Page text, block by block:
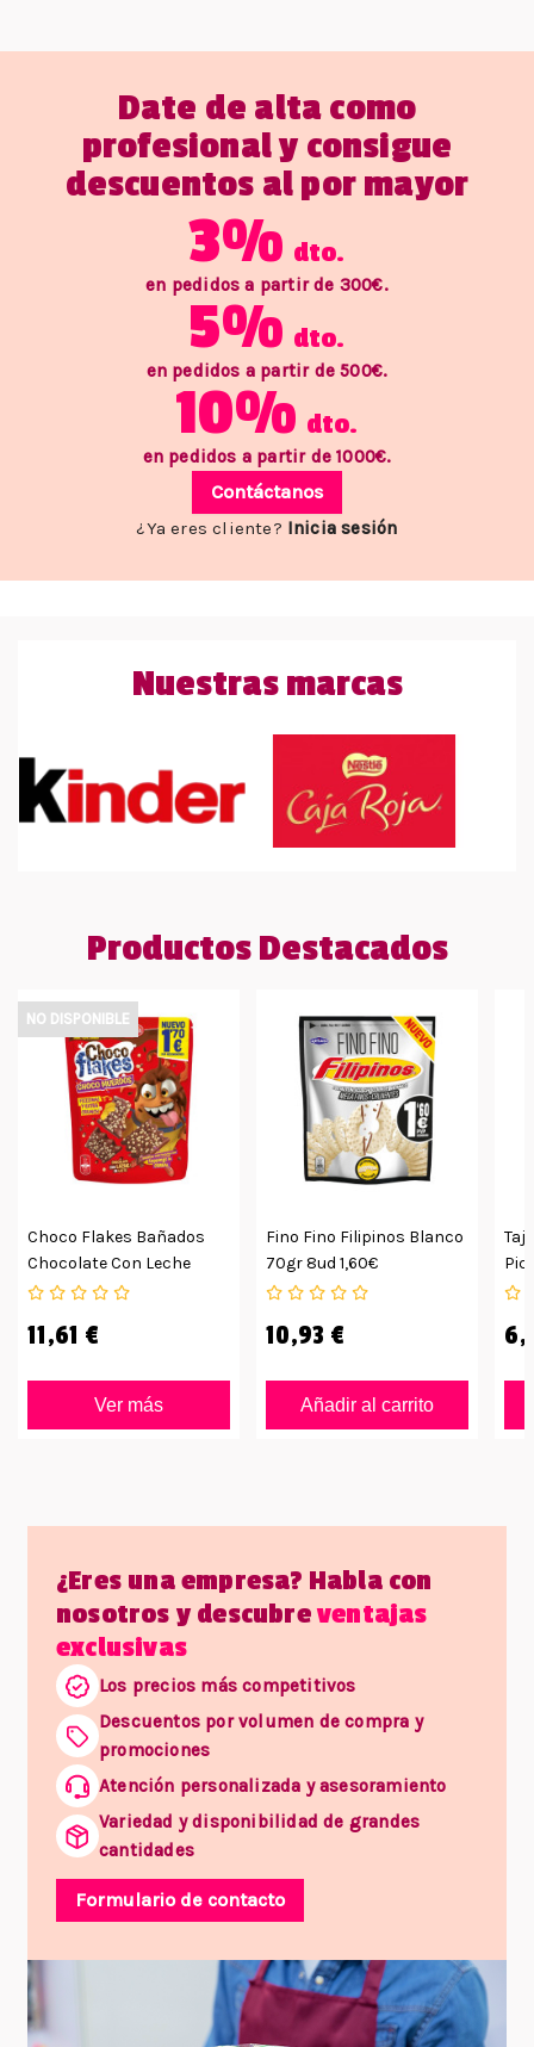
Date de alta como
profesional y consigue
descuentos al por mayor
3% dto.
en pedidos a partir de 300€.
5% dto.
en pedidos a partir de 500€.
10% dto.
en pedidos a partir de 1000€.
Contáctanos
¿Ya eres cliente? Inicia sesión
Nuestras marcas
Productos Destacados
Choco Flakes Bañados
Chocolate Con Leche
8uds De 87grs
11,61 €
Ver más
NO DISPONIBLE
Fino Fino Filipinos Blanco
70gr 8ud 1,60€
10,93 €
Añadir al carrito
¿Eres una empresa? Habla con
nosotros y descubreventajas
exclusivas
Los precios más competitivos
Descuentos por volumen de compra y
promociones
Atención personalizada y asesoramiento
Variedad y disponibilidad de grandes
cantidades
Formulario de contacto